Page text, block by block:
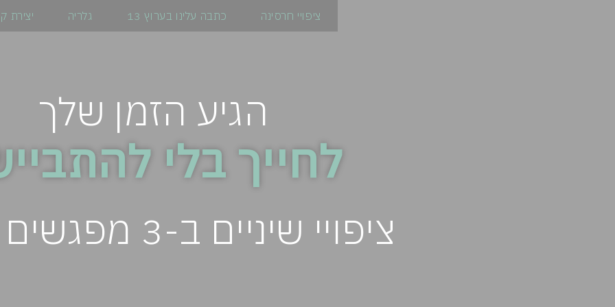
ציפויי חרסינה כתבה עלינו בערוץ 13 גלריה יצירת
הגיע הזמן שלך
לחייך בלי
ציפויי שיניים ב-3 מפגשים בלבד